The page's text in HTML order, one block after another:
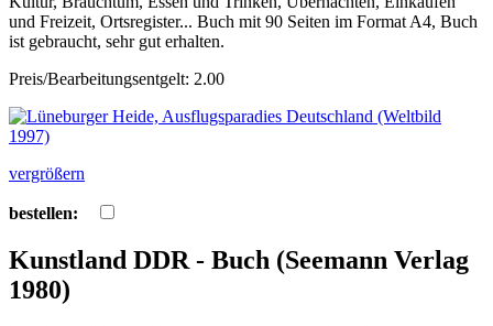
und Freizeit, Ortsregister... Buch mit 90 Seiten im Format A4, Buch
ist gebraucht, sehr gut erhalten.
Preis/Bearbeitungsentgelt: 2.00
vergrößern
bestellen:
Kunstland DDR - Buch (Seemann Verlag
1980)